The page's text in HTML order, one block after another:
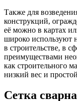
Также для
конструкций,
её можно в картах
широко используют
в строительстве, в
преимуществами
как строительного
низкий вес и
Сетка